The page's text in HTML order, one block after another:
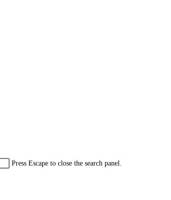
Press Escape to close the search panel.